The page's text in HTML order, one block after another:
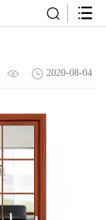
2020-08-04